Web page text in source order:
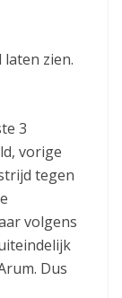
zien.
3
vorige
tegen
volgens
Dus